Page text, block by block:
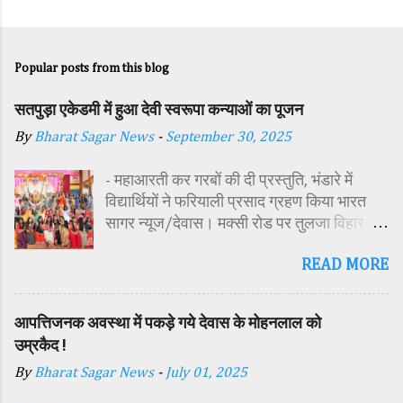
Popular posts from this blog
सतपुड़ा एकेडमी में हुआ देवी स्वरूपा कन्याओं का पूजन
ByBharat Sagar News - September 30, 2025
- महाआरती कर गरबों की दी प्रस्तुति, भंडारे में
विद्यार्थियों ने फरियाली प्रसाद ग्रहण किया भारत
सागर न्यूज/देवास। मक्सी रोड पर तुलजा विहार
पावन अवसर पर कन्या पूजन एवं गरबा महोत्सव का
परिसर में तोरण, रंगोली से आकर्षक साज-सज्जा की
गई। सर्वप्रथम मुख्य अतिथि महिला बाल विकास
विशिष्ट अतिथि शासकीय पॉलिटेक्निक कॉलेज
READ MORE
आपत्तिजनक अवस्था में पकड़े गये देवास के मोहनलाल को
उम्रकैद !
ByBharat Sagar News - July 01, 2025